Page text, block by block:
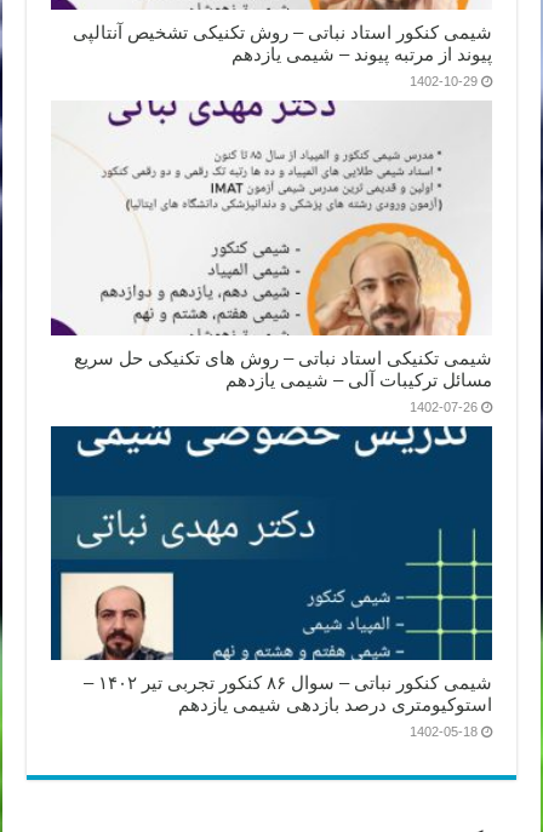
شیمی کنکور استاد نباتی – روش تکنیکی تشخیص آنتالپی
پیوند از مرتبه پیوند – شیمی یازدهم
1402-10-29
شیمی تکنیکی استاد نباتی – روش های تکنیکی حل سریع
مسائل ترکیبات آلی – شیمی یازدهم
1402-07-26
شیمی کنکور نباتی – سوال ۸۶ کنکور تجربی تیر ۱۴۰۲ –
استوکیومتری درصد بازدهی شیمی یازدهم
1402-05-18